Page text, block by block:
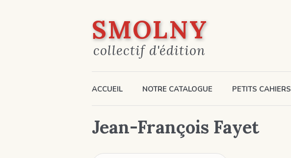
SMOLNY
collectif d'édition
ACCUEIL NOTRE CATALOGUE PETITS CAHIERS
Jean-François Fayet